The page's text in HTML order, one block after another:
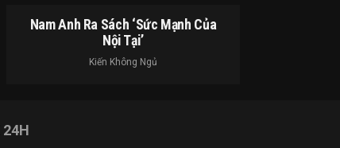
Nam Anh Ra Sách ‘Sức Mạnh Của
Nội Tại’
Kiến Không Ngủ
24H